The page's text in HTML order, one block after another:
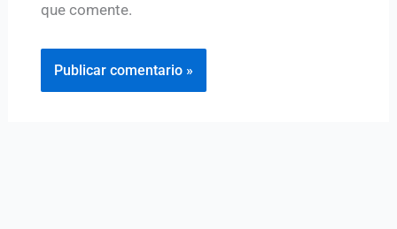
que comente.